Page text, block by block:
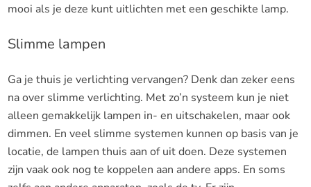
mooi als je deze kunt uitlichten met een geschikte lamp.
Slimme lampen
Ga je thuis je verlichting vervangen? Denk dan zeker eens
na over slimme verlichting. Met zo’n systeem kun je niet
alleen gemakkelijk lampen in- en uitschakelen, maar ook
dimmen. En veel slimme systemen kunnen op basis van je
locatie, de lampen thuis aan of uit doen. Deze systemen
zijn vaak ook nog te koppelen aan andere apps. En soms